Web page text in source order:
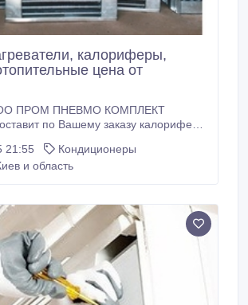
калориферы,
цена от
ПРОМ ПНЕВМО КОМПЛЕКТ
по Вашему заказу калориферы
отопительные
воздушно-отопительные
21:55
Кондиционеры
и область